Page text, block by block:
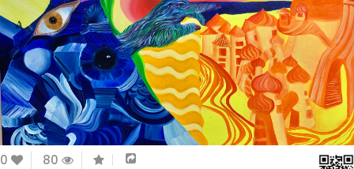
0 80